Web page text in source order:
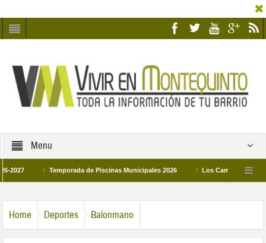
Menu
Temporada de Piscinas Municipales 2026 Los Campus de
Home Deportes Balonmano